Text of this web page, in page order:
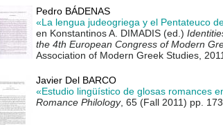
Pedro BÁDENAS
«La lengua judeogriega y el Pentateuco
en Konstantinos A. DIMADIS (ed.)
the 4th European Congress of Modern
Association of Modern Greek Studies,
Javier Del BARCO
«Estudio lingüístico de glosas romances
Romance Philology, 65 (Fall 2011) pp.